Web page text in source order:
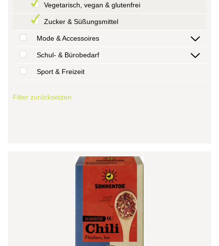
Vegetarisch, vegan & glutenfrei
Zucker & Süßungsmittel
Mode & Accessoires
Schul- & Bürobedarf
Sport & Freizeit
Filter zurücksetzen